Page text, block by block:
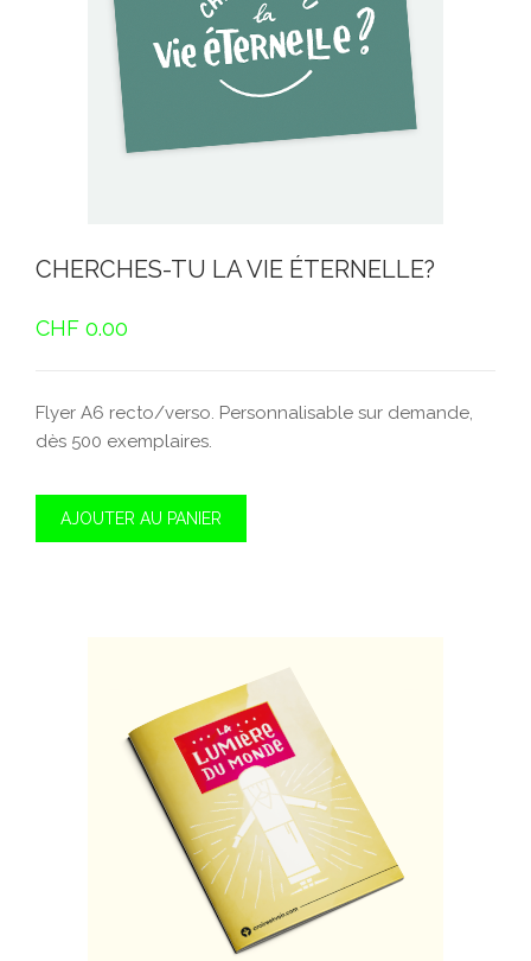
CHERCHES-TU LA VIE ÉTERNELLE?
CHF 0.00
Flyer A6 recto/verso. Personnalisable sur demande,
dès 500 exemplaires.
AJOUTER AU PANIER